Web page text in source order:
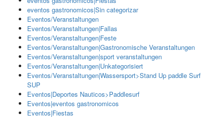
eventos gastronomicos|Sin categorizar
Eventos/Veranstaltungen
Eventos/Veranstaltungen|Fallas
Eventos/Veranstaltungen|Feste
Eventos/Veranstaltungen|Gastronomische Veranstaltungen
Eventos/Veranstaltungen|sport veranstaltungen
Eventos/Veranstaltungen|Unkategorisiert
Eventos/Veranstaltungen|Wassersport>Stand Up paddle Surf
SUP
Eventos|Deportes Nauticos>Paddlesurf
Eventos|eventos gastronomicos
Eventos|Fiestas